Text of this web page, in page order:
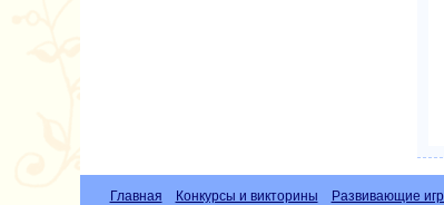
Главная Конкурсы и викторины Развивающие